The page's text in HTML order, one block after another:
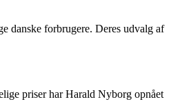
danske forbrugere. Deres udvalg af
priser har Harald Nyborg opnået